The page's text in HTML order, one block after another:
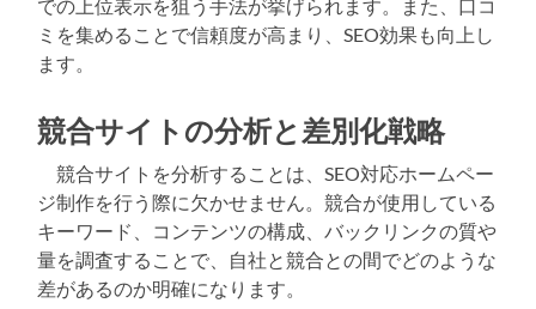
での上位表示を狙う手法が挙げられます。また、口コ
ミを集めることで信頼度が高まり、SEO効果も向上し
ます。
競合サイトの分析と差別化戦略
競合サイトを分析することは、SEO対応ホームペー
ジ制作を行う際に欠かせません。競合が使用している
キーワード、コンテンツの構成、バックリンクの質や
量を調査することで、自社と競合との間でどのような
差があるのか明確になります。